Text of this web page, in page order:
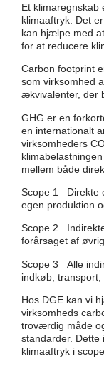
Et
klimaaftryk. Det
kan hjælpe med
for at reducere
Carbon footprint
som virksomhed
ækvivalenter, der
GHG er en
en internationalt
virksomheders
mellem både
Scope 1
Direkte
egen produktion
Scope 2
forårsaget af
Scope 3 Alle
indkøb, transport,
Hos DGE kan vi
virksomheds
troværdig måde
standarder. Dette
klimaaftryk i